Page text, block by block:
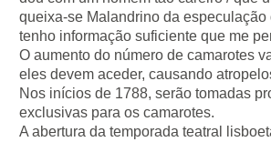
queixa-se Malandrino da
tenho informação suficiente que me
O aumento do número de camarotes
eles devem aceder, causando
Nos inícios de 1788, serão tomadas
exclusivas para os camarotes.
A abertura da temporada teatral